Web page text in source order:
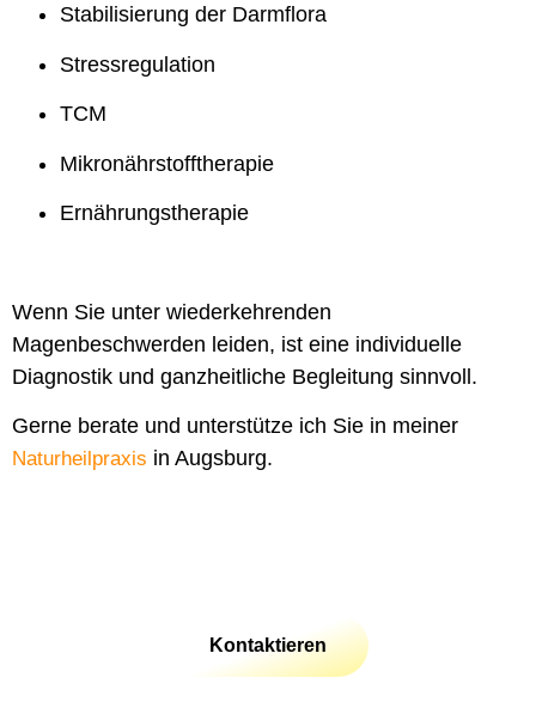
Stabilisierung der Darmflora
Stressregulation
TCM
Mikronährstofftherapie
Ernährungstherapie
Wenn Sie unter wiederkehrenden
Magenbeschwerden leiden, ist eine individuelle
Diagnostik und ganzheitliche Begleitung sinnvoll.
Gerne berate und unterstütze ich Sie in meiner
Naturheilpraxis in Augsburg.
Kontaktieren